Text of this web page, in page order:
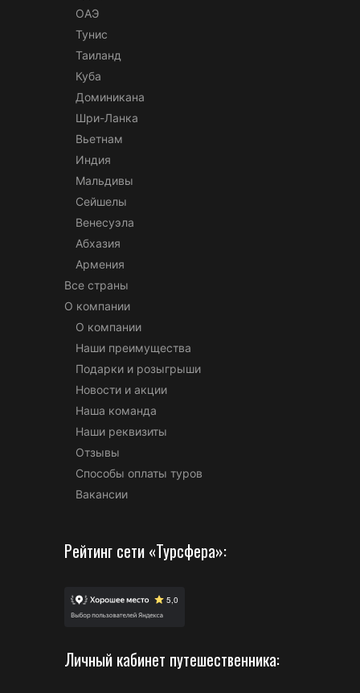
ОАЭ
Тунис
Таиланд
Куба
Доминикана
Шри-Ланка
Вьетнам
Индия
Мальдивы
Сейшелы
Венесуэла
Абхазия
Армения
Все страны
О компании
О компании
Наши преимущества
Подарки и розыгрыши
Новости и акции
Наша команда
Наши реквизиты
Отзывы
Способы оплаты туров
Вакансии
Рейтинг сети «Турсфера»:
Личный кабинет путешественника: